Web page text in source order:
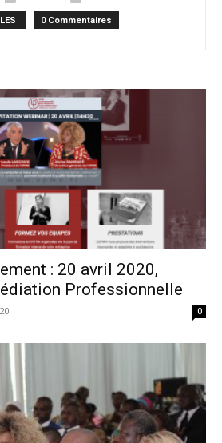
0 Commentaires
: 20 avril 2020,
Professionnelle
0